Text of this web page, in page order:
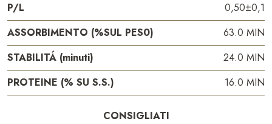
P/L
0,50±0,1
ASSORBIMENTO (%SUL PES0)
63.0 MIN
STABILITÁ (minuti)
24.0 MIN
PROTEINE (% SU S.S.)
16.0 MIN
CONSIGLIATI